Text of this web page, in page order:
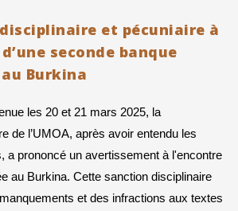
et pécuniaire à
seconde banque
Burkina
les 20 et 21 mars 2025, la
de l’UMOA, après avoir entendu les
a prononcé un avertissement à l'encontre
au Burkina. Cette sanction disciplinaire
et des infractions aux textes